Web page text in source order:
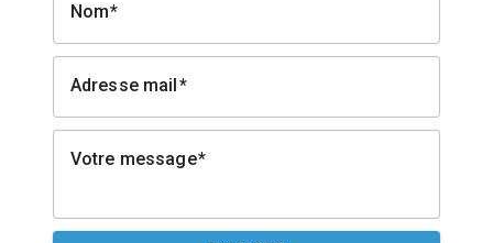
Nom
Adresse mail
Votre message